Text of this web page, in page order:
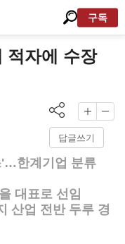
구독
적자에 수장
답글쓰기
'…한계기업 분류
대표로 선임
산업 전반 두루 경